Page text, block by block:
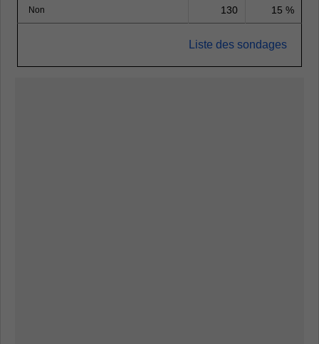
Non 130 15 %
Liste des sondages